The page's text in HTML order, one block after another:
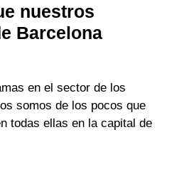
nuestros
Barcelona
en el sector de los
somos de los pocos que
todas ellas en la capital de